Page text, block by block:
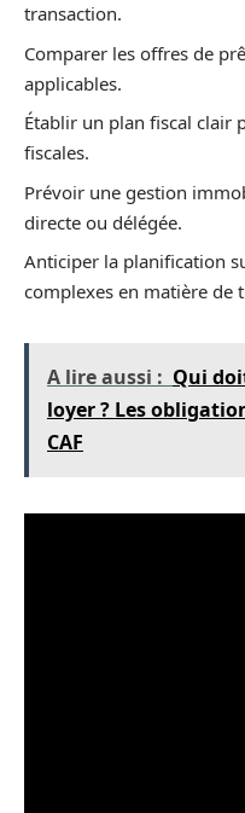
transaction.
Comparer les offres de
applicables.
Établir un plan fiscal clair
fiscales.
Prévoir une gestion
directe ou délégée.
Anticiper la planification
complexes en matière de
A lire aussi : Qui
loyer ? Les
CAF